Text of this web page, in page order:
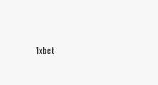
1xbet